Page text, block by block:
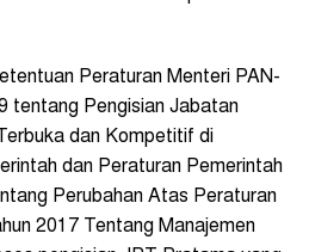
Peraturan Menteri PAN-
tentang Pengisian Jabatan
dan Kompetitif di
dan Peraturan Pemerintah
Perubahan Atas Peraturan
2017 Tentang Manajemen